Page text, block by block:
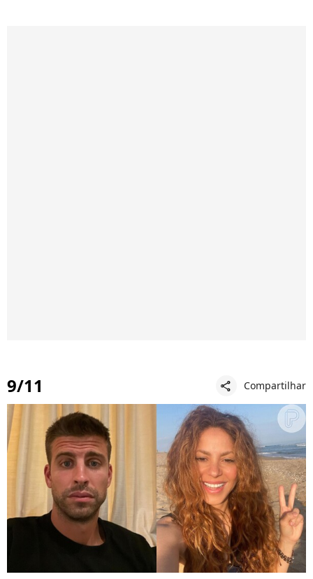
9/11 share Compartilhar